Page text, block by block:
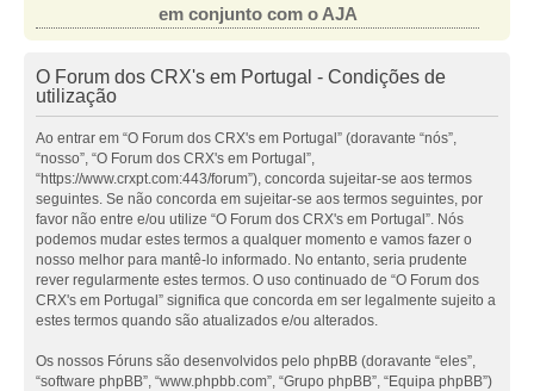
em conjunto com o AJA
O Forum dos CRX's em Portugal - Condições de
utilização
Ao entrar em “O Forum dos CRX's em Portugal” (doravante “nós”,
“nosso”, “O Forum dos CRX's em Portugal”,
“https://www.crxpt.com:443/forum”), concorda sujeitar-se aos termos
seguintes. Se não concorda em sujeitar-se aos termos seguintes, por
favor não entre e/ou utilize “O Forum dos CRX's em Portugal”. Nós
podemos mudar estes termos a qualquer momento e vamos fazer o
nosso melhor para mantê-lo informado. No entanto, seria prudente
rever regularmente estes termos. O uso continuado de “O Forum dos
CRX's em Portugal” significa que concorda em ser legalmente sujeito a
estes termos quando são atualizados e/ou alterados.
Os nossos Fóruns são desenvolvidos pelo phpBB (doravante “eles”,
“software phpBB”, “www.phpbb.com”, “Grupo phpBB”, “Equipa phpBB”)